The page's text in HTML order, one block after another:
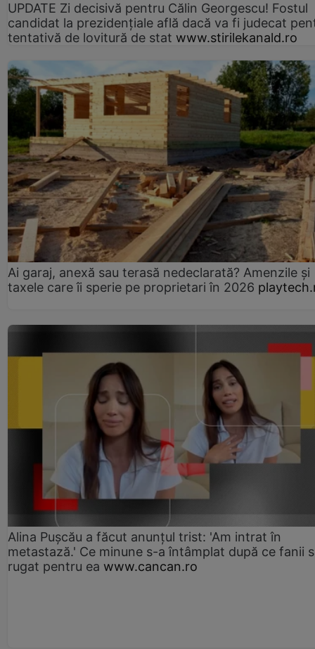
UPDATE Zi decisivă pentru Călin Georgescu! Fostul
candidat la prezidențiale află dacă va fi judecat
tentativă de lovitură de stat www.stirilekanald.ro
Ai garaj, anexă sau terasă nedeclarată? Amenzile și
taxele care îi sperie pe proprietari în 2026
Alina Pușcău a făcut anunțul trist: 'Am intrat în
metastază.' Ce minune s-a întâmplat după ce fanii
rugat pentru ea www.cancan.ro